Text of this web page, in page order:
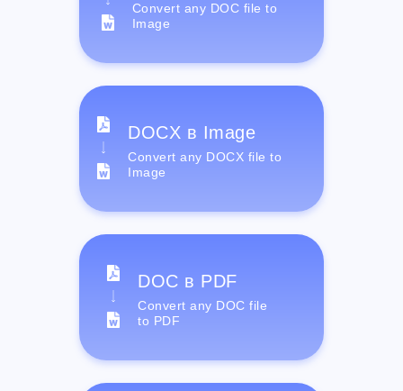
Convert any DOC file to
Image
DOCX в Image
Convert any DOCX file to
Image
DOC в PDF
Convert any DOC file
to PDF